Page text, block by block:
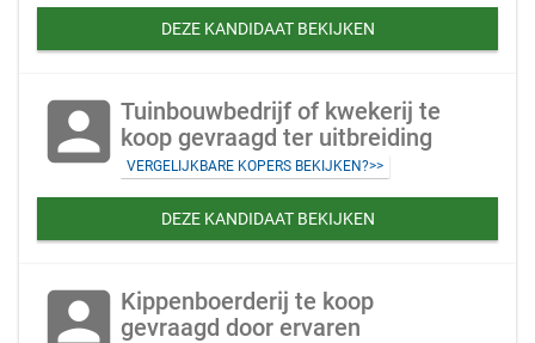
DEZE KANDIDAAT BEKIJKEN
account_box Tuinbouwbedrijf of kwekerij te
koop gevraagd ter uitbreiding
VERGELIJKBARE KOPERS BEKIJKEN?>>
DEZE KANDIDAAT BEKIJKEN
account_box Kippenboerderij te koop
gevraagd door ervaren